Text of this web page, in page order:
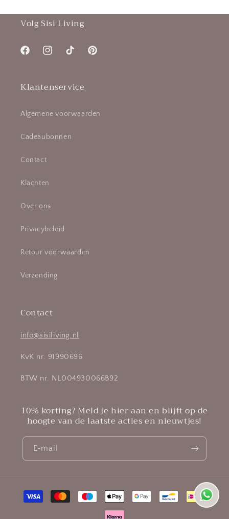
Volg Sisi Living
FacebookInstagramTikTok Pinterest
Klantenservice
Algemene voorwaarden
Cadeaubonnen
Contact
Klachten
Over ons
Privacybeleid
Retour voorwaarden
Verzending
Contact
info@sisiliving.nl
KvK nr. 91990696
BTW nr. NL004930066B92
10% korting? Meld je hier aan en blijft op de
hoogte van de laatste acties en nieuwtjes!
E‑mail
Betaalmethoden